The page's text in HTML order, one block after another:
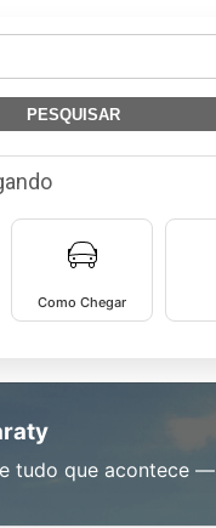
Como Chegar
tudo que acontece —